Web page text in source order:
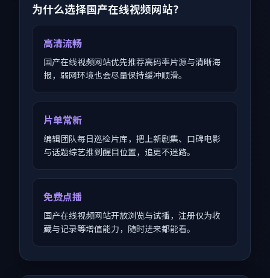
为什么选择国产在线视频网站？
高清流畅
国产在线视频网站优先推荐高码率片源与清晰海
报，弱网环境也会尽量保持缓冲顺滑。
片单常新
编辑团队每日巡检片库，把上新剧集、口碑电影
与话题综艺推到醒目位置，追更不迷路。
免费点播
国产在线视频网站开放浏览与试播，注册仅为收
藏与记录等增值能力，随时进来都能看。